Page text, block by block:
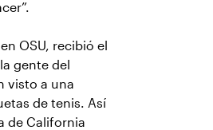
OSU, recibió el
gente del
visto a una
de tenis. Así
de California